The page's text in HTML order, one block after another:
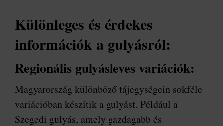
Különleges és érdekes
információk a gulyásról:
Regionális gulyásleves variációk:
Magyarország különböző tájegységein sokféle
variációban készítik a gulyást. Például a
Szegedi gulyás, amely gazdagabb és